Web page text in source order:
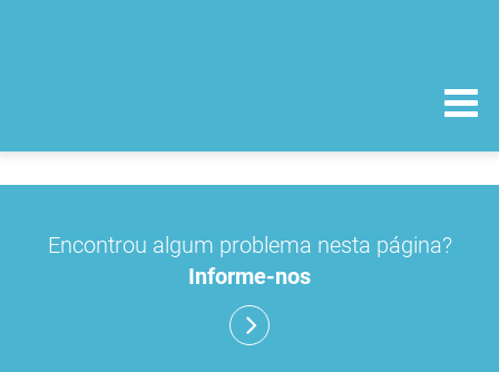
Encontrou algum problema nesta página?
Informe-nos